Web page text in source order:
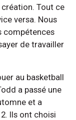
Tout ce
versa. Nous
compétences
de travailler
au basketball
a passé une
et a
Ils ont choisi